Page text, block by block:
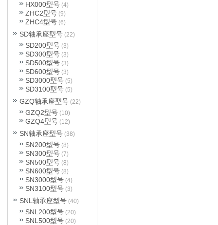
HX000型号 (4)
ZHC2型号 (9)
ZHC4型号 (6)
SD轴承座型号 (22)
SD200型号 (3)
SD300型号 (3)
SD500型号 (3)
SD600型号 (3)
SD3000型号 (5)
SD3100型号 (5)
GZQ轴承座型号 (22)
GZQ2型号 (10)
GZQ4型号 (12)
SN轴承座型号 (38)
SN200型号 (8)
SN300型号 (7)
SN500型号 (8)
SN600型号 (8)
SN3000型号 (4)
SN3100型号 (3)
SNL轴承座型号 (40)
SNL200型号 (20)
SNL500型号 (20)